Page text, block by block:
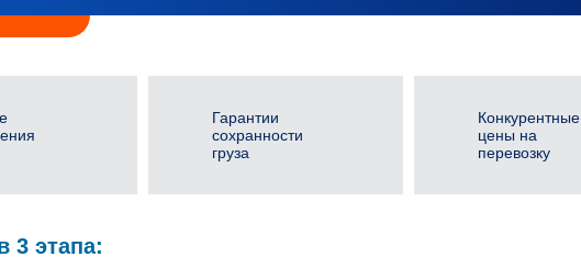
Гарантии
сохранности
груза
Конкурентные
цены на
перевозку
3 этапа: